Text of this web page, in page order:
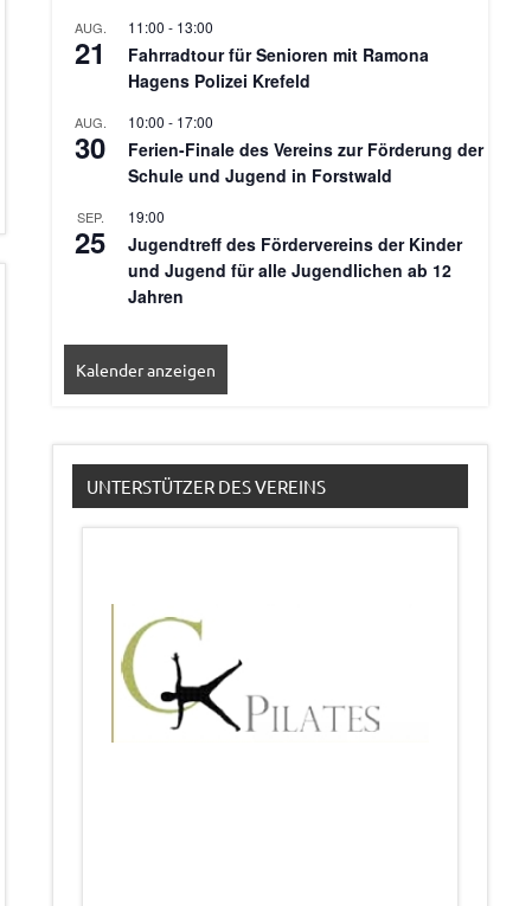
AUG.
21
11:00 - 13:00
Fahrradtour für Senioren mit Ramona
Hagens Polizei Krefeld
AUG.
30
10:00 - 17:00
Ferien-Finale des Vereins zur Förderung der
Schule und Jugend in Forstwald
SEP.
25
19:00
Jugendtreff des Fördervereins der Kinder
und Jugend für alle Jugendlichen ab 12
Jahren
Kalender anzeigen
UNTERSTÜTZER DES VEREINS